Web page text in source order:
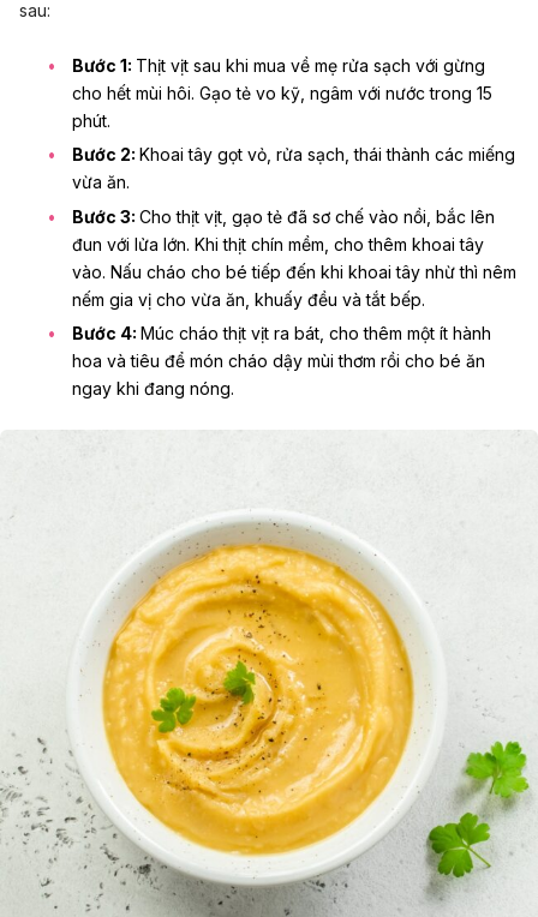
sau:
Bước 1: Thịt vịt sau khi mua về mẹ rửa sạch với gừng
cho hết mùi hôi. Gạo tẻ vo kỹ, ngâm với nước trong 15
phút.
Bước 2: Khoai tây gọt vỏ, rửa sạch, thái thành các miếng
vừa ăn.
Bước 3: Cho thịt vịt, gạo tẻ đã sơ chế vào nồi, bắc lên
đun với lửa lớn. Khi thịt chín mềm, cho thêm khoai tây
vào. Nấu cháo cho bé tiếp đến khi khoai tây nhừ thì nêm
nếm gia vị cho vừa ăn, khuấy đều và tắt bếp.
Bước 4: Múc cháo thịt vịt ra bát, cho thêm một ít hành
hoa và tiêu để món cháo dậy mùi thơm rồi cho bé ăn
ngay khi đang nóng.